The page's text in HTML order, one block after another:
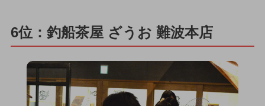
6位：釣船茶屋 ざうお 難波本店